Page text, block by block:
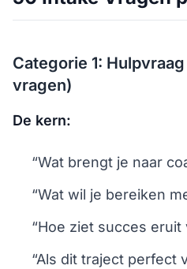
Categorie 1:
vragen)
De kern:
“Wat brengt je naar
“Wat wil je bereiken
“Hoe ziet succes eruit
“Als dit traject perfect